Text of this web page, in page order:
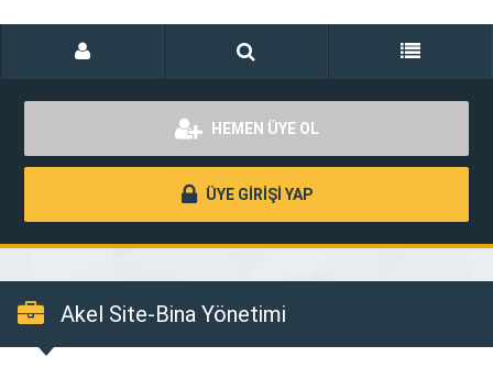
HEMEN ÜYE OL
ÜYE GİRİŞİ YAP
Akel Site-Bina Yönetimi